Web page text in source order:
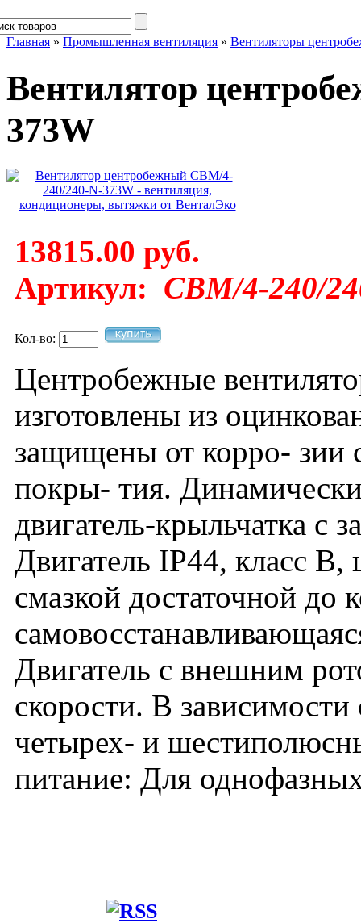
Главная » Промышленная вентиляция » Вентиляторы
Вентилятор
373W
13815.00 руб.
Артикул: CBM/4-240/
Кол-во:
Центробежные
изготовлены из
защищены от корро-
покры- тия.
двигатель-крыльчатка с
Двигатель IP44, класс
смазкой достаточной до
Двигатель с внешним
скорости. В
четырех- и
питание: Для